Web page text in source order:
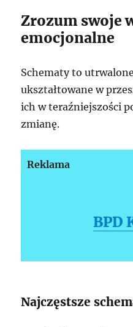
Zrozum swoje
emocjonalne
Schematy to
ukształtowane w
ich w teraźniejszości
zmianę.
Reklama
BPD
Najczęstsze